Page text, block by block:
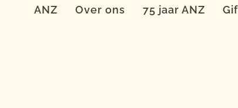
ANZ Over ons 75 jaar ANZ